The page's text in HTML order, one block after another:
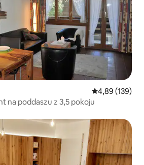
Średnia
4,89 (139)
na poddaszu z 3,5 pokoju